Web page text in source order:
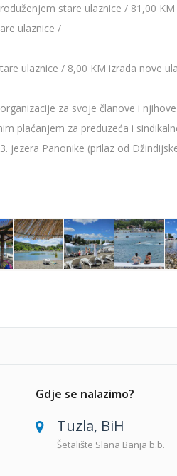
stare ulaznice / 81,00
ulaznice /
ulaznice / 8,00 KM izrada nove
za svoje članove i
plaćanjem za preduzeća i
jezera Panonike (prilaz od
Gdje se nalazimo?
Tuzla, BiH
Šetalište Slana Banja b.b.